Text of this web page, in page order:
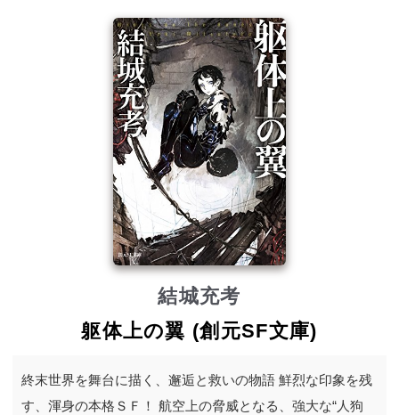
結城充考
躯体上の翼 (創元SF文庫)
終末世界を舞台に描く、邂逅と救いの物語 鮮烈な印象を残
す、渾身の本格ＳＦ！ 航空上の脅威となる、強大な“人狗